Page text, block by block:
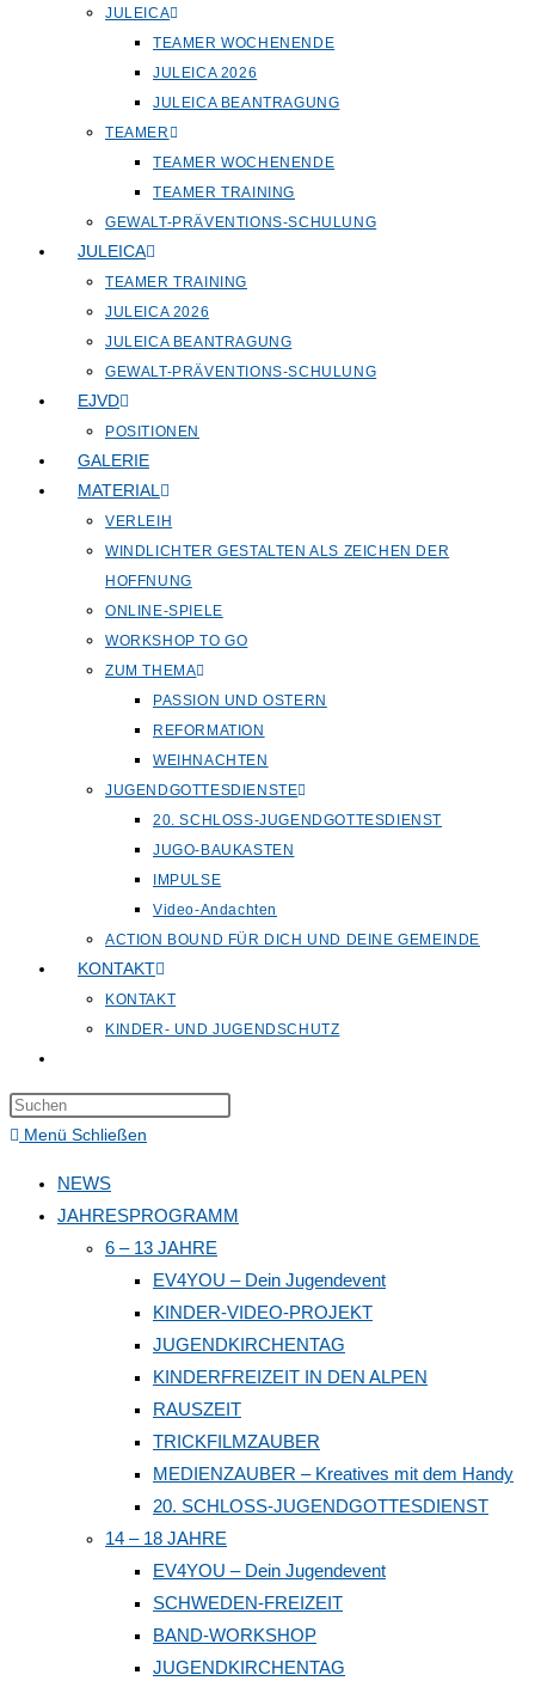
JULEICA
TEAMER WOCHENENDE
JULEICA 2026
JULEICA BEANTRAGUNG
TEAMER
TEAMER WOCHENENDE
TEAMER TRAINING
GEWALT-PRÄVENTIONS-SCHULUNG
JULEICA
TEAMER TRAINING
JULEICA 2026
JULEICA BEANTRAGUNG
GEWALT-PRÄVENTIONS-SCHULUNG
EJVD
POSITIONEN
GALERIE
MATERIAL
VERLEIH
WINDLICHTER GESTALTEN ALS ZEICHEN DER
HOFFNUNG
ONLINE-SPIELE
WORKSHOP TO GO
ZUM THEMA
PASSION UND OSTERN
REFORMATION
WEIHNACHTEN
JUGENDGOTTESDIENSTE
20. SCHLOSS-JUGENDGOTTESDIENST
JUGO-BAUKASTEN
IMPULSE
Video-Andachten
ACTION BOUND FÜR DICH UND DEINE GEMEINDE
KONTAKT
KONTAKT
KINDER- UND JUGENDSCHUTZ
umschalten
the
panel.
Menü Schließen
NEWS
JAHRESPROGRAMM
6 – 13 JAHRE
EV4YOU – Dein Jugendevent
KINDER-VIDEO-PROJEKT
JUGENDKIRCHENTAG
KINDERFREIZEIT IN DEN ALPEN
RAUSZEIT
TRICKFILMZAUBER
MEDIENZAUBER – Kreatives mit dem Handy
20. SCHLOSS-JUGENDGOTTESDIENST
14 – 18 JAHRE
EV4YOU – Dein Jugendevent
SCHWEDEN-FREIZEIT
BAND-WORKSHOP
JUGENDKIRCHENTAG